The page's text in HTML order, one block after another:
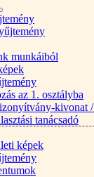
munkáiból
az 1. osztályba
kivonat
tanácsadó
képek